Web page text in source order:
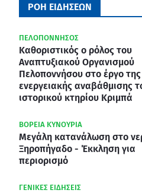
ΡΟΗ ΕΙΔΗΣΕΩΝ
ΠΕΛΟΠΟΝΝΗΣΟΣ
Καθοριστικός ο ρόλος του
Αναπτυξιακού Οργανισμού
Πελοποννήσου στο έργο της
ενεργειακής αναβάθμισης
ιστορικού κτηρίου Κριμπά
ΒΟΡΕΙΑ ΚΥΝΟΥΡΙΑ
Μεγάλη κατανάλωση στο
Ξηροπήγαδο - Έκκληση για
περιορισμό
ΓΕΝΙΚΕΣ ΕΙΔΗΣΕΙΣ